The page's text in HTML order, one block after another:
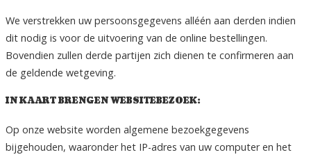
We verstrekken uw persoonsgegevens alléén aan derden indien
dit nodig is voor de uitvoering van de online bestellingen.
Bovendien zullen derde partijen zich dienen te confirmeren aan
de geldende wetgeving.
IN KAART BRENGEN WEBSITEBEZOEK:
Op onze website worden algemene bezoekgegevens
bijgehouden, waaronder het IP-adres van uw computer en het